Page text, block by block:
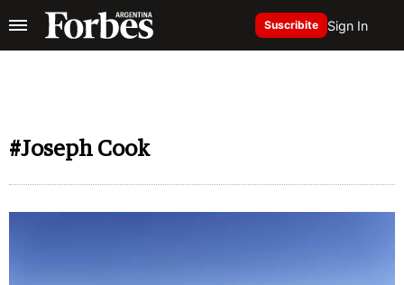
Suscribite Sign In
#Joseph Cook